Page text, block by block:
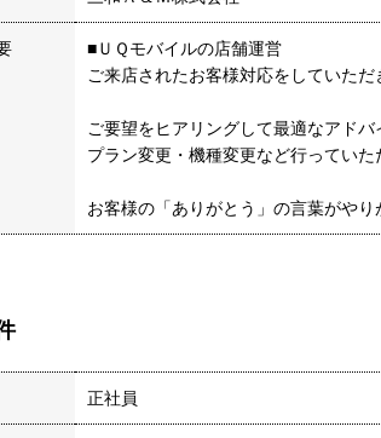
■ＵＱモバイルの店舗運営
ご来店されたお客様対応をしていただ
ご要望をヒアリングして最適なアドバ
プラン変更・機種変更など行っていた
お客様の「ありがとう」の言葉がやり
正社員